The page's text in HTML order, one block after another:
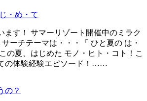
・め・て
ます！ サマーリゾート開催中のミラク
ーチテーマは・・・「 ひと夏の は・
の夏、はじめた モノ・ヒト・コト！こ
の体験経験エピソード！……
の？